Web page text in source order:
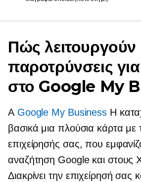
Πώς λειτουργούν
παροτρύνσεις
στο Google My
A Google My Business Η
βασικά μια πλούσια κάρτα με
επιχείρησής σας, που
αναζήτηση Google και στους
Διακρίνει την επιχείρησή σας